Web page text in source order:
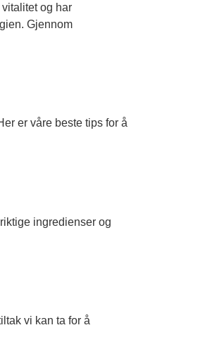
og har
Gjennom
er våre beste tips for å
ingredienser og
vi kan ta for å